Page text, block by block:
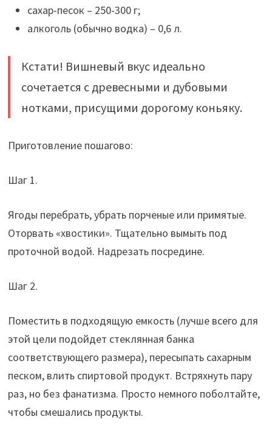
сахар-песок – 250-300 г;
алкоголь (обычно водка) – 0,6 л.
Кстати! Вишневый вкус идеально
сочетается с древесными и дубовыми
нотками, присущими дорогому коньяку.
Приготовление пошагово:
Шаг 1.
Ягоды перебрать, убрать порченые или примятые.
Оторвать «хвостики». Тщательно вымыть под
проточной водой. Надрезать посредине.
Шаг 2.
Поместить в подходящую емкость (лучше всего для
этой цели подойдет стеклянная банка
соответствующего размера), пересыпать сахарным
песком, влить спиртовой продукт. Встряхнуть пару
раз, но без фанатизма. Просто немного поболтайте,
чтобы смешались продукты.